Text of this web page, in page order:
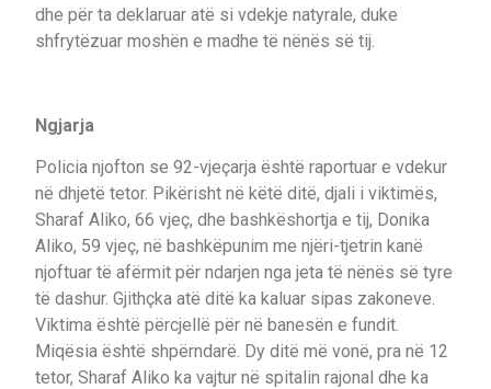
dhe për ta deklaruar atë si vdekje natyrale, duke
shfrytëzuar moshën e madhe të nënës së tij.
Ngjarja
Policia njofton se 92-vjeçarja është raportuar e vdekur
në dhjetë tetor. Pikërisht në këtë ditë, djali i viktimës,
Sharaf Aliko, 66 vjeç, dhe bashkëshortja e tij, Donika
Aliko, 59 vjeç, në bashkëpunim me njëri-tjetrin kanë
njoftuar të afërmit për ndarjen nga jeta të nënës së tyre
të dashur. Gjithçka atë ditë ka kaluar sipas zakoneve.
Viktima është përcjellë për në banesën e fundit.
Miqësia është shpërndarë. Dy ditë më vonë, pra në 12
tetor, Sharaf Aliko ka vajtur në spitalin rajonal dhe ka